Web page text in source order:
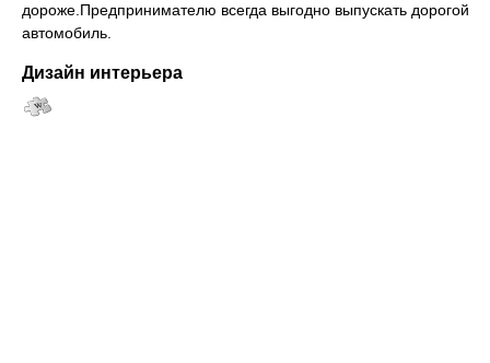
дороже.Предпринимателю всегда выгодно выпускать дорогой
автомобиль.
Дизайн интерьера